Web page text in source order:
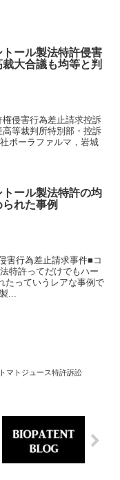
ール製法特許侵害
大合議も均等と判
権侵害行為差止請求控訴
等裁判所特別部・控訴
ポーラファルマ，岩城
ール製法特許の均
れた事例
害行為差止請求事件■コ
特許ってだけでもハー
たっていうレアな事例で
...
マトジュース特許訴訟